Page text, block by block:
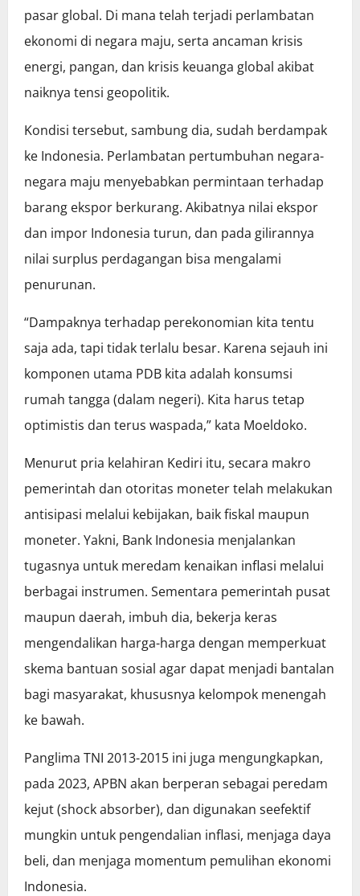
pasar global. Di mana telah terjadi perlambatan
ekonomi di negara maju, serta ancaman krisis
energi, pangan, dan krisis keuanga global akibat
naiknya tensi geopolitik.
Kondisi tersebut, sambung dia, sudah berdampak
ke Indonesia. Perlambatan pertumbuhan negara-
negara maju menyebabkan permintaan terhadap
barang ekspor berkurang. Akibatnya nilai ekspor
dan impor Indonesia turun, dan pada gilirannya
nilai surplus perdagangan bisa mengalami
penurunan.
“Dampaknya terhadap perekonomian kita tentu
saja ada, tapi tidak terlalu besar. Karena sejauh ini
komponen utama PDB kita adalah konsumsi
rumah tangga (dalam negeri). Kita harus tetap
optimistis dan terus waspada,” kata Moeldoko.
Menurut pria kelahiran Kediri itu, secara makro
pemerintah dan otoritas moneter telah melakukan
antisipasi melalui kebijakan, baik fiskal maupun
moneter. Yakni, Bank Indonesia menjalankan
tugasnya untuk meredam kenaikan inflasi melalui
berbagai instrumen. Sementara pemerintah pusat
maupun daerah, imbuh dia, bekerja keras
mengendalikan harga-harga dengan memperkuat
skema bantuan sosial agar dapat menjadi bantalan
bagi masyarakat, khususnya kelompok menengah
ke bawah.
Panglima TNI 2013-2015 ini juga mengungkapkan,
pada 2023, APBN akan berperan sebagai peredam
kejut (shock absorber), dan digunakan seefektif
mungkin untuk pengendalian inflasi, menjaga daya
beli, dan menjaga momentum pemulihan ekonomi
Indonesia.